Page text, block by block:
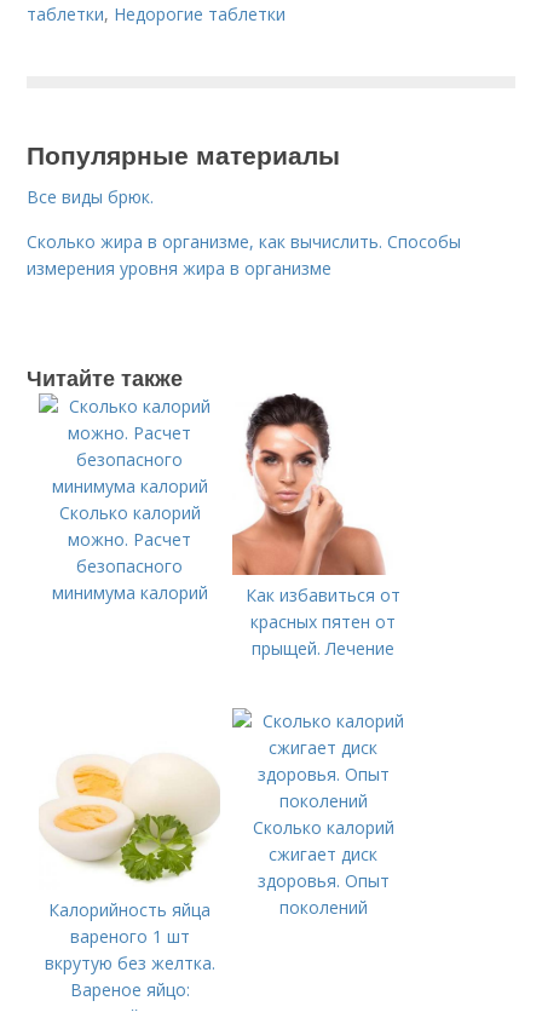
таблетки, Недорогие таблетки
Популярные материалы
Все виды брюк.
Сколько жира в организме, как вычислить. Способы
измерения уровня жира в организме
Читайте также
Сколько калорий
можно. Расчет
безопасного
минимума калорий
Как избавиться от
красных пятен от
прыщей. Лечение
Калорийность яйца
вареного 1 шт
вкрутую без желтка.
Вареное яйцо:
Сколько калорий
сжигает диск
здоровья. Опыт
поколений